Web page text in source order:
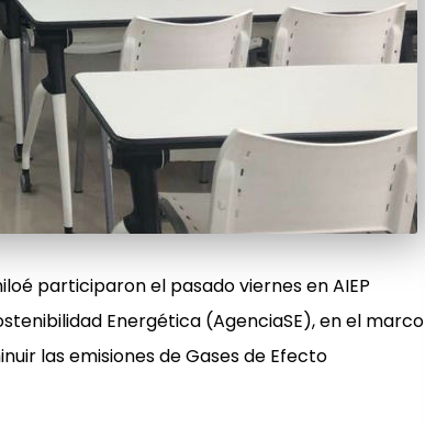
participaron el pasado viernes en AIEP
Energética (AgenciaSE), en el marco
las emisiones de Gases de Efecto